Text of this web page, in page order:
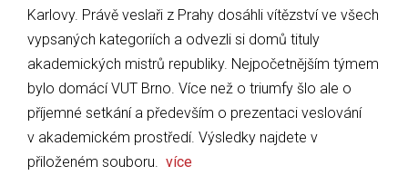
Karlovy. Právě veslaři z Prahy dosáhli vítězství ve všech
vypsaných kategoriích a odvezli si domů tituly
akademických mistrů republiky. Nejpočetnějším týmem
bylo domácí VUT Brno. Více než o triumfy šlo ale o
příjemné setkání a především o prezentaci veslování
v akademickém prostředí. Výsledky najdete v
přiloženém souboru. více